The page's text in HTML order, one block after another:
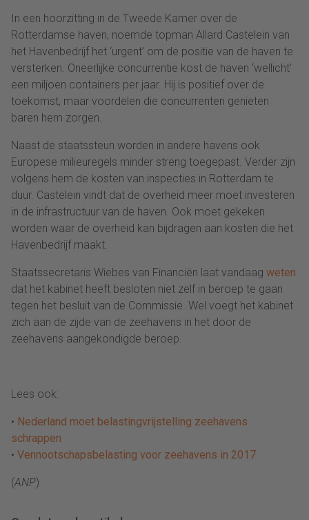
In een hoorzitting in de Tweede Kamer over de
Rotterdamse haven, noemde topman Allard Castelein van
het Havenbedrijf het ‘urgent’ om de positie van de haven te
versterken. Oneerlijke concurrentie kost de haven ‘wellicht’
een miljoen containers per jaar. Hij is positief over de
toekomst, maar voordelen die concurrenten genieten
baren hem zorgen.
Naast de staatssteun worden in andere havens ook
Europese milieuregels minder streng toegepast. Verder zijn
volgens hem de kosten van inspecties in Rotterdam te
duur. Castelein vindt dat de overheid meer moet investeren
in de infrastructuur van de haven. Ook moet gekeken
worden waar de overheid kan bijdragen aan kosten die het
Havenbedrijf maakt.
Staatssecretaris Wiebes van Financiën laat vandaag weten
dat het kabinet heeft besloten niet zelf in beroep te gaan
tegen het besluit van de Commissie. Wel voegt het kabinet
zich aan de zijde van de zeehavens in het door de
zeehavens aangekondigde beroep.
Lees ook:
• Nederland moet belastingvrijstelling zeehavens
schrappen
• Vennootschapsbelasting voor zeehavens in 2017
(ANP)